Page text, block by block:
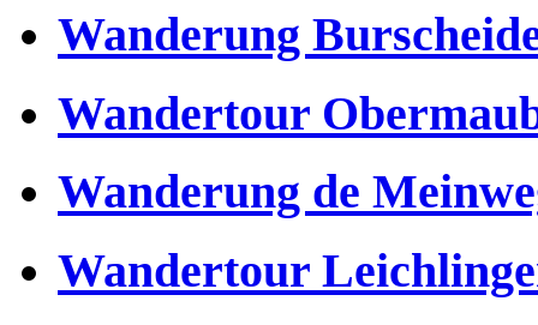
Wanderung
Wandertour
Wanderung de
Wandertour